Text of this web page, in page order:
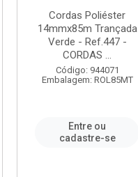
Cordas Poliéster
14mmx85m Trançada
Verde - Ref.447 -
CORDAS ...
Código: 944071
Embalagem: ROL85MT
Entre ou
cadastre-se